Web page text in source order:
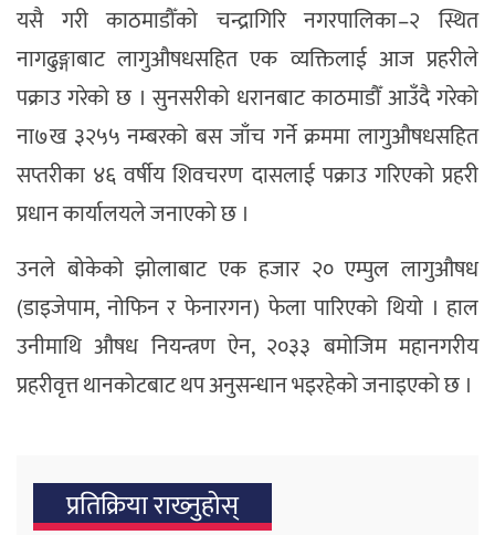
यसै गरी काठमाडौँको चन्द्रागिरि नगरपालिका–२ स्थित
नागढुङ्गाबाट लागुऔषधसहित एक व्यक्तिलाई आज प्रहरीले
पक्राउ गरेको छ । सुनसरीको धरानबाट काठमाडौँ आउँदै गरेको
ना७ख ३२५५ नम्बरको बस जाँच गर्ने क्रममा लागुऔषधसहित
सप्तरीका ४६ वर्षीय शिवचरण दासलाई पक्राउ गरिएको प्रहरी
प्रधान कार्यालयले जनाएको छ ।
उनले बोकेको झोलाबाट एक हजार २० एम्पुल लागुऔषध
(डाइजेपाम, नोफिन र फेनारगन) फेला पारिएको थियो । हाल
उनीमाथि औषध नियन्त्रण ऐन, २०३३ बमोजिम महानगरीय
प्रहरीवृत्त थानकोटबाट थप अनुसन्धान भइरहेको जनाइएको छ ।
प्रतिक्रिया राख्‍नुहोस्